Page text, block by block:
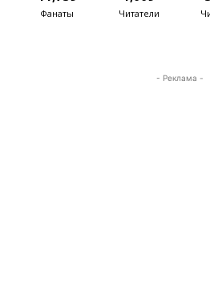
Фанаты Читатели
- Реклама -